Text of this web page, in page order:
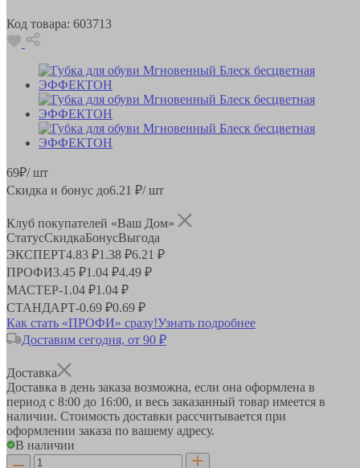
Код товара: 603713
69₽/ шт
Скидка и бонус до6.21 ₽/ шт
Клуб покупателей «Ваш Дом»
СтатусСкидкаБонусВыгода
ЭКСПЕРТ4.83 ₽1.38 ₽6.21 ₽
ПРОФИ3.45 ₽1.04 ₽4.49 ₽
МАСТЕР-1.04 ₽1.04 ₽
СТАНДАРТ-0.69 ₽0.69 ₽
Как стать «ПРОФИ» сразу!Узнать подробнее
Доставим сегодня, от 90 ₽
Доставка
Доставка в день заказа возможна, если она оформлена в
период с 8:00 до 16:00, и весь заказанный товар имеется в
наличии. Стоимость доставки рассчитывается при
оформлении заказа по вашему адресу.
В наличии